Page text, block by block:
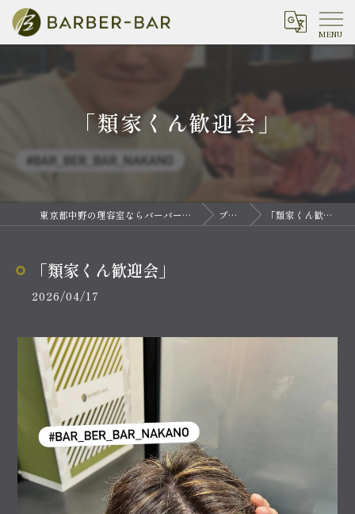
「類家くん歓迎会」
東京都中野の理容室ならバーバーバー 中野 ブログ 「類家くん歓迎会」
「類家くん歓迎会」
2026/04/17